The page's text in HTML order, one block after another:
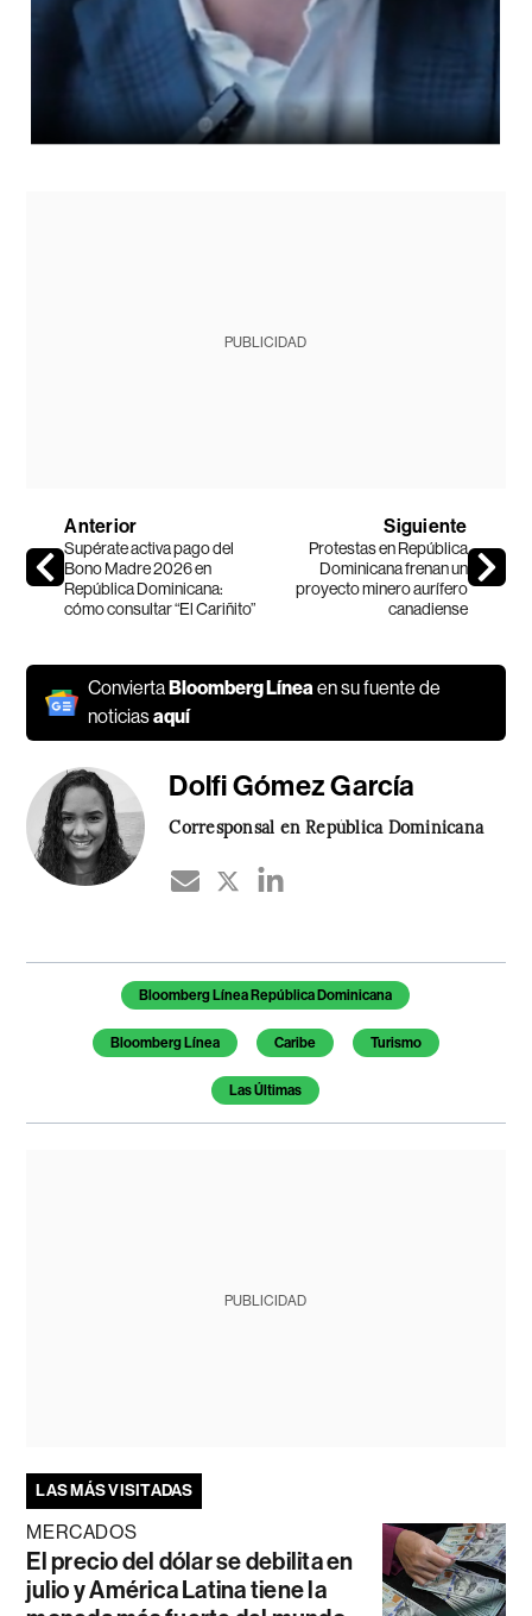
PUBLICIDAD
Anterior
Supérate activa pago del
Bono Madre 2026 en
República Dominicana:
cómo consultar “El Cariñito”
Siguiente
Protestas en República
Dominicana frenan un
proyecto minero aurífero
canadiense
ConviertaBloomberg Líneaen su fuente de
noticiasaquí
Dolfi Gómez García
Corresponsal en República Dominicana
Temas de este artículo
Bloomberg Línea República Dominicana
Bloomberg Línea Caribe Turismo
Las Últimas
PUBLICIDAD
LAS MÁS VISITADAS
MERCADOS
El precio del dólar se debilita en
julio y América Latina tiene la